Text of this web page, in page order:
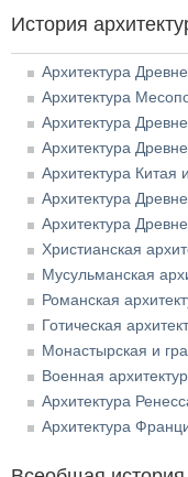
История
Архитектура
Архитектура
Архитектура
Архитектура
Архитектура Китая
Архитектура
Архитектура
Христианская
Мусульманская
Романская
Готическая
Монастырская и
Военная
Архитектура
Архитектура